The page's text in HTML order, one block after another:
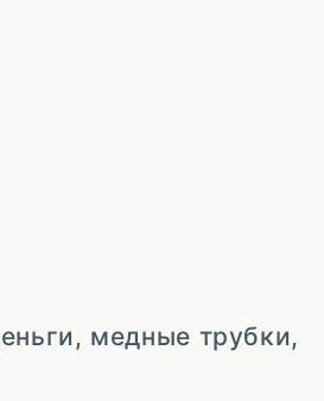
медные трубки,